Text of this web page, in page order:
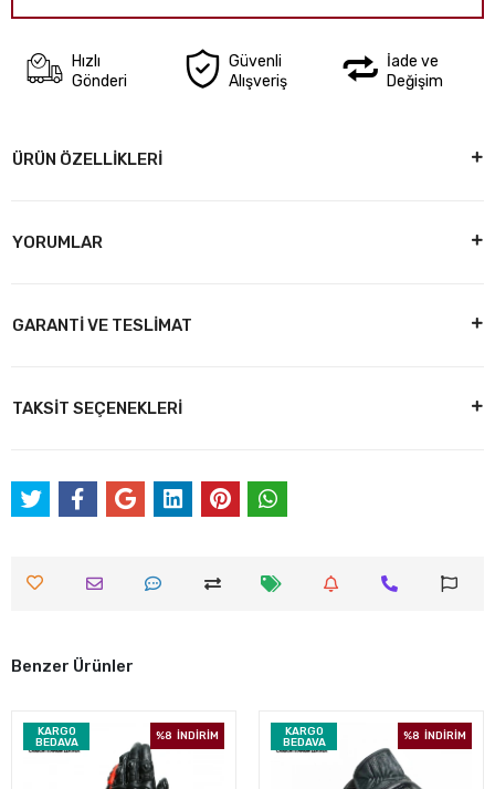
Hızlı
Gönderi
Güvenli
Alışveriş
İade ve
Değişim
ÜRÜN ÖZELLİKLERİ
YORUMLAR
GARANTİ VE TESLİMAT
TAKSİT SEÇENEKLERİ
Benzer Ürünler
KARGO
BEDAVA
%8 İNDİRİM
KARGO
BEDAVA
%8 İNDİRİM